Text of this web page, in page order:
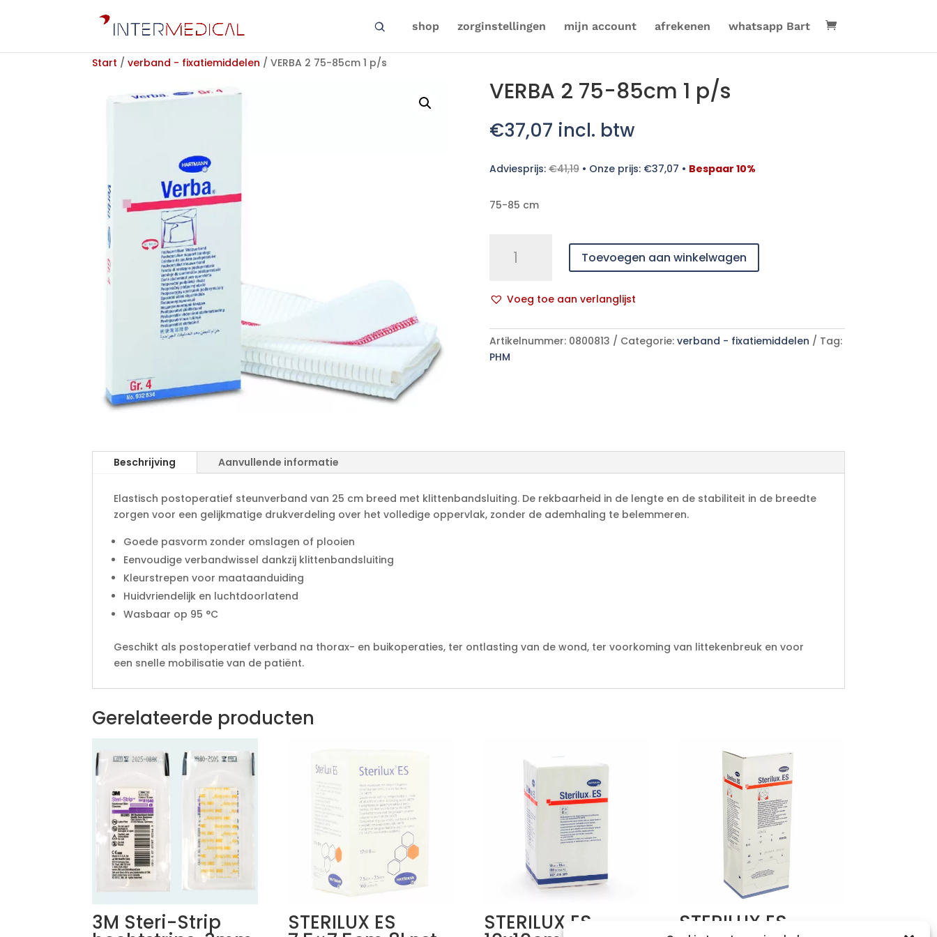
shop zorginstellingen mijn account afrekenen whatsapp Bart
Start / verband - fixatiemiddelen / VERBA 2 75-85cm 1 p/s
VERBA 2 75-85cm 1 p/s
€37,07 incl. btw
Adviesprijs:€41,19• Onze prijs: €37,07 • Bespaar 10%
75-85 cm
aantal
Toevoegen aan winkelwagen
Voeg toe aan verlanglijst
l
t
e
e
Artikelnummer: 0800813 Categorie: verband - fixatiemiddelen
Tag:
PHM
Beschrijving Aanvullende informatie
Elastisch postoperatief steunverband van 25 cm breed met klittenbandsluiting. De rekbaarheid in de lengte en de stabiliteit in de breedte
zorgen voor een gelijkmatige drukverdeling over het volledige oppervlak, zonder de ademhaling te belemmeren.
Goede pasvorm zonder omslagen of plooien
Eenvoudige verbandwissel dankzij klittenbandsluiting
Kleurstrepen voor maataanduiding
Huidvriendelijk en luchtdoorlatend
Wasbaar op 95 °C
Geschikt als postoperatief verband na thorax- en buikoperaties, ter ontlasting van de wond, ter voorkoming van littekenbreuk en voor
een snelle mobilisatie van de patiënt.
Gerelateerde producten
3M Steri-Strip STERILUX ES STERILUX ES STERILUX ES